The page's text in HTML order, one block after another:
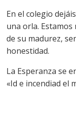
En el colegio
una orla.
de su madurez,
honestidad.
La Esperanza se
«Id e incendiad el